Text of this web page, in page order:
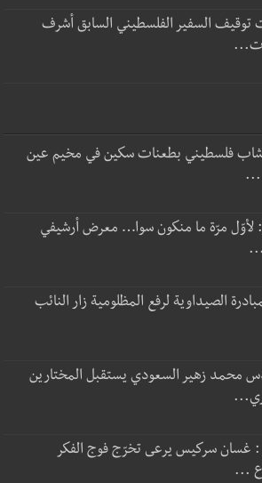
توقيف السفير الفلسطيني السابق أشرف
ت...
شاب فلسطيني بطعنات سكين في مخيم عين
...
لأوّل مرّة ما منكون سوا… معرض أرشيفي
الصيداوية لرفع المظلومية زار النائب
محمد زهير السعودي يستقبل المختارين
: غسان سركيس يرعى تخرّج فوج الفكر
...